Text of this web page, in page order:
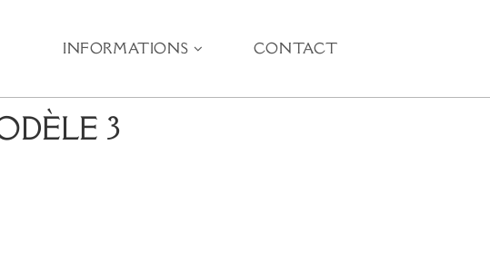
INFORMATIONS CONTACT
3